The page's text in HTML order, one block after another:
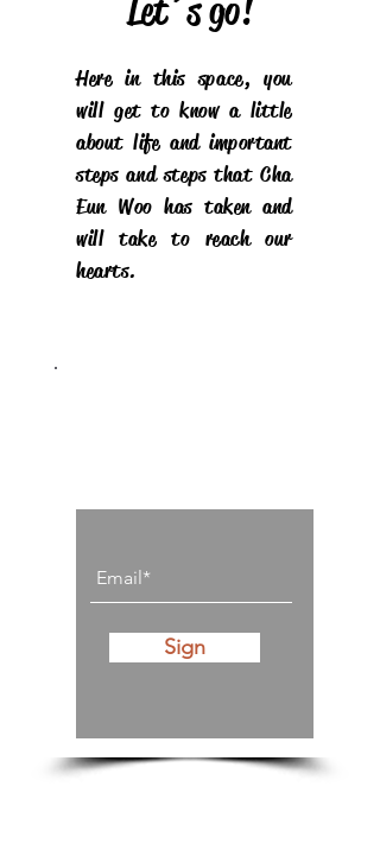
Let´s go!
Here in this space, you
will get to know a little
about life and important
steps and steps that Cha
Eun Woo has taken and
will take to reach our
hearts.
Sign